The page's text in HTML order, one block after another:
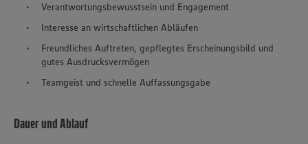
Verantwortungsbewusstsein und Engagement
Interesse an wirtschaftlichen Abläufen
Freundliches Auftreten, gepflegtes Erscheinungsbild und
gutes Ausdrucksvermögen
Teamgeist und schnelle Auffassungsgabe
Dauer und Ablauf